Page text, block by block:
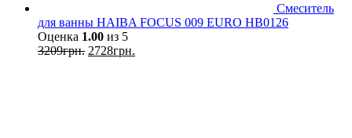
Смеситель
для ванны HAIBA FOCUS 009 EURO HB0126
Оценка 1.00 из 5
3209грн. 2728грн.